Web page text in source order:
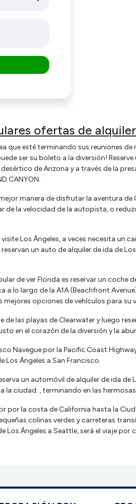
ofertas de
que esté terminando sus reuniones
ser su boleto a la diversión!
de Arizona y a través de la
CANYON.
manera de disfrutar la aventura
de la velocidad de la autopista, o
Los Ángeles, a veces necesita
un auto de alquiler de ida de
de ver Florida es reservar un coche
lo largo de la A1A (Beachfront
opciones de vehículos para su
las playas de Clearwater y luego
en el corazón de la diversión y la
Navegue por la Pacific Coast
Los Ángeles a San Francisco.
un automóvil de alquiler de ida
ciudad. , terminando en las
por la costa de California hasta la
colinas verdes y carreteras
Ángeles a Seattle, será el viaje por